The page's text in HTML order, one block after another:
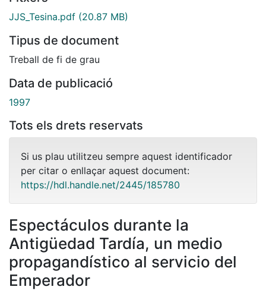
JJS_Tesina.pdf (20.87 MB)
Tipus de document
Treball de fi de grau
Data de publicació
1997
Tots els drets reservats
Si us plau utilitzeu sempre aquest identificador
per citar o enllaçar aquest document:
https://hdl.handle.net/2445/185780
Espectáculos durante la
Antigüedad Tardía, un medio
propagandístico al servicio del
Emperador